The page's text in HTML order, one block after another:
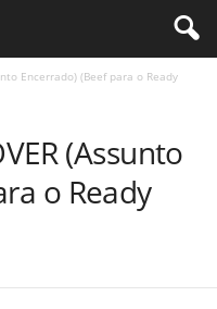
Encerrado) (Beef para o Ready
(Assunto
o Ready